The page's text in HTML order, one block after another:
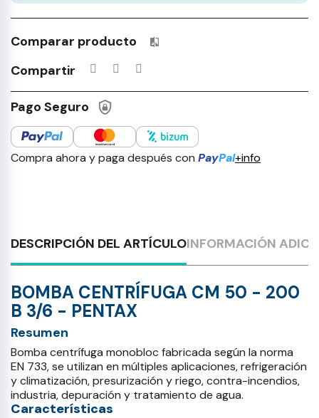
Comparar producto Productos incluidos en tu lista
Compartir
Pago Seguro
Compra ahora y paga después con PayPal+info
DESCRIPCIÓN DEL ARTÍCULOINFORMACIÓN
BOMBA CENTRÍFUGA CM 50 - 200
B 3/6 - PENTAX
Resumen
Bomba centrífuga monobloc fabricada según la norma
EN 733, se utilizan en múltiples aplicaciones, refrigeración
y climatización, presurización y riego, contra-incendios,
industria, depuración y tratamiento de agua.
Características